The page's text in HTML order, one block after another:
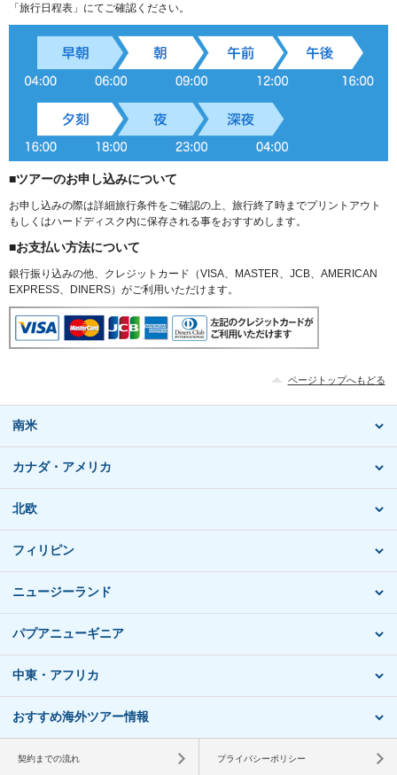
「旅行日程表」にてご確認ください。
■ツアーのお申し込みについて
お申し込みの際は詳細旅行条件をご確認の上、旅行終了時までプリントアウト
もしくはハードディスク内に保存される事をおすすめします。
■お支払い方法について
銀行振り込みの他、クレジットカード（VISA、MASTER、JCB、AMERICAN
EXPRESS、DINERS）がご利用いただけます。
ページトップへもどる
南米
カナダ・アメリカ
北欧
フィリピン
ニュージーランド
パプアニューギニア
中東・アフリカ
おすすめ海外ツアー情報
契約までの流れ プライバシーポリシー